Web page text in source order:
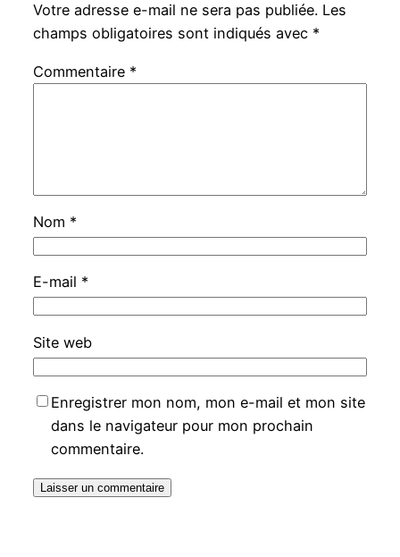
Votre adresse e-mail ne sera pas publiée. Les
champs obligatoires sont indiqués avec *
Commentaire *
Nom *
E-mail *
Site web
Enregistrer mon nom, mon e-mail et mon site
dans le navigateur pour mon prochain
commentaire.